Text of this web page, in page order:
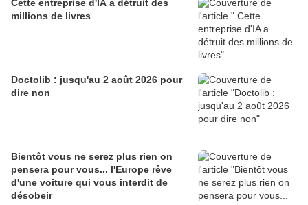
Cette entreprise d'IA a détruit des
millions de livres
Doctolib : jusqu'au 2 août 2026 pour
dire non
Bientôt vous ne serez plus rien on
pensera pour vous... l'Europe rêve
d'une voiture qui vous interdit de
désobeir